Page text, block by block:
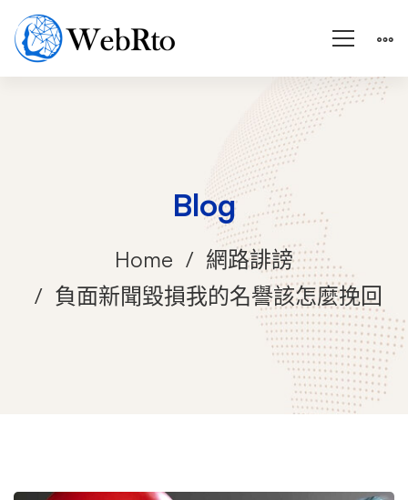
Blog
Home
網路誹謗
負面新聞毀損我的名譽該怎麼挽回